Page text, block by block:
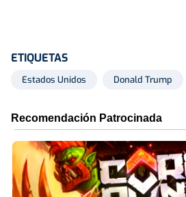
ETIQUETAS
Estados Unidos Donald Trump